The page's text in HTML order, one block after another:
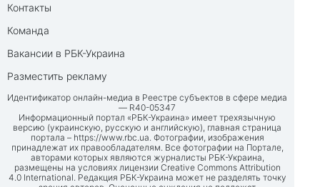
Контакты
Команда
Вакансии в РБК-Украина
Разместить рекламу
Идентификатор онлайн-медиа в Реестре субъектов в сфере медиа
— R40-05347
Информационный портал «РБК-Украина» имеет трехязычную
версию (украинскую, русскую и английскую), главная страница
портала – https://www.rbc.ua. Фотографии, изображения
принадлежат их правообладателям. Все фотографии на Портале,
авторами которых являются журналисты РБК-Украина,
размещены на условиях лицензии Creative Commons Attribution
4.0 International. Редакция РБК-Украина может не разделять точку